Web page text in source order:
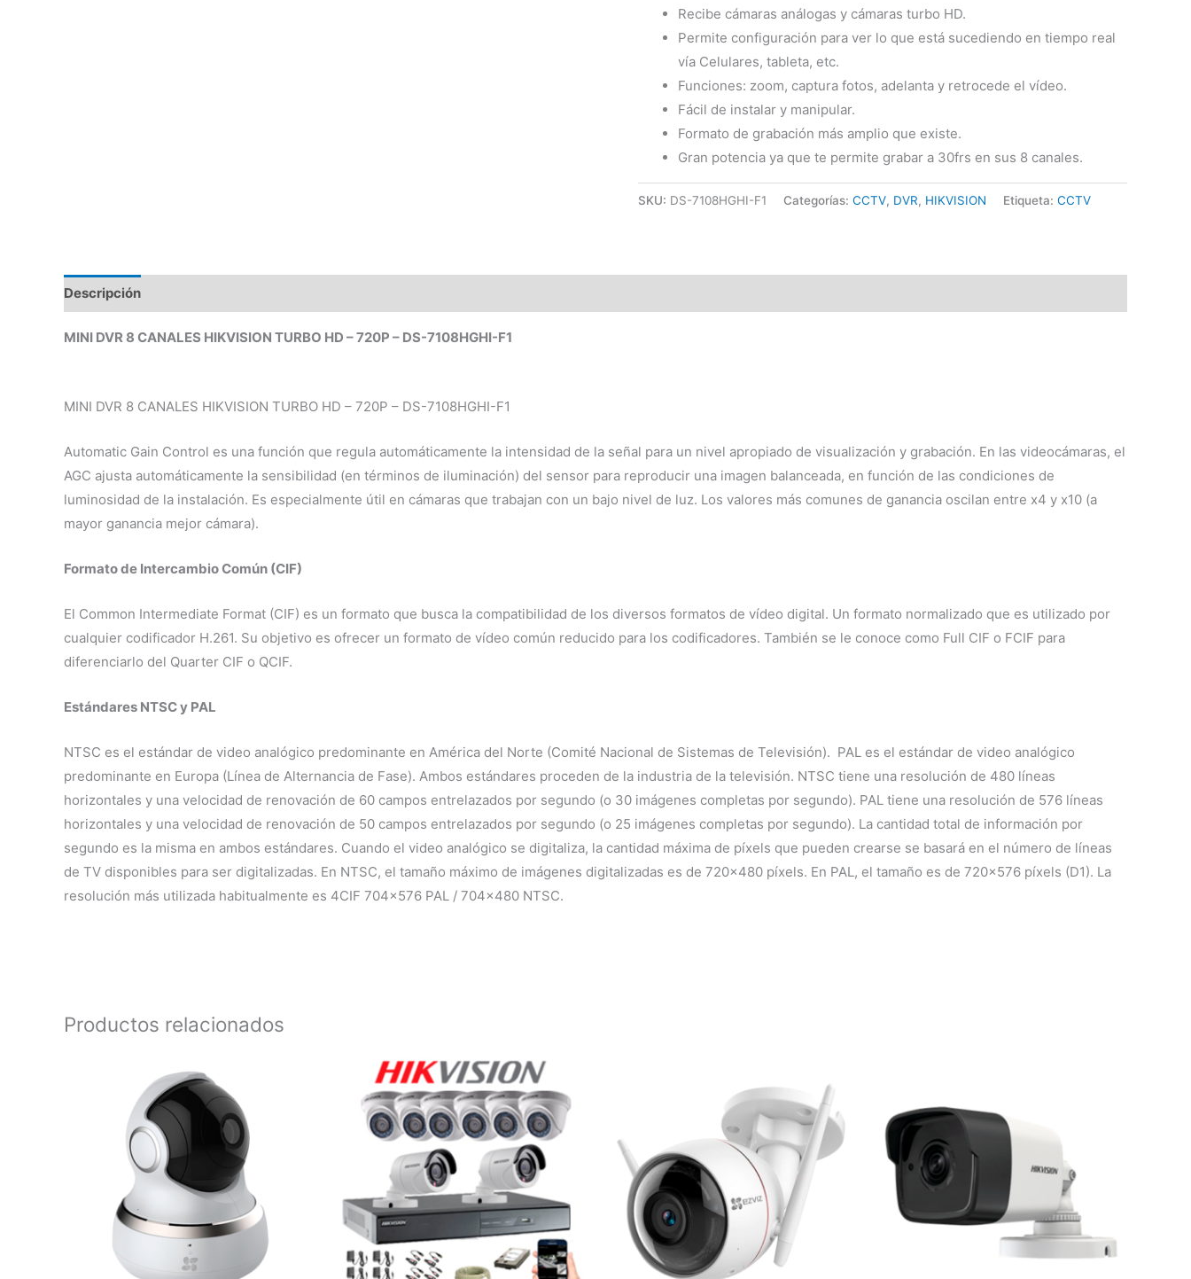
Recibe cámaras análogas y cámaras turbo HD.
Permite configuración para ver lo que está sucediendo en tiempo real
vía Celulares, tableta, etc.
Funciones: zoom, captura fotos, adelanta y retrocede el vídeo.
Fácil de instalar y manipular.
Formato de grabación más amplio que existe.
Gran potencia ya que te permite grabar a 30frs en sus 8 canales.
SKU: DS-7108HGHI-F1 Categorías: CCTV, DVR, HIKVISION Etiqueta: CCTV
Descripción
MINI DVR 8 CANALES HIKVISION TURBO HD – 720P – DS-7108HGHI-F1
MINI DVR 8 CANALES HIKVISION TURBO HD – 720P – DS-7108HGHI-F1
Automatic Gain Control es una función que regula automáticamente la intensidad de la señal para un nivel apropiado de visualización y grabación. En las videocámaras, el
AGC ajusta automáticamente la sensibilidad (en términos de iluminación) del sensor para reproducir una imagen balanceada, en función de las condiciones de
luminosidad de la instalación. Es especialmente útil en cámaras que trabajan con un bajo nivel de luz. Los valores más comunes de ganancia oscilan entre x4 y x10 (a
mayor ganancia mejor cámara).
Formato de Intercambio Común (CIF)
El Common Intermediate Format (CIF) es un formato que busca la compatibilidad de los diversos formatos de vídeo digital. Un formato normalizado que es utilizado por
cualquier codificador H.261. Su objetivo es ofrecer un formato de vídeo común reducido para los codificadores. También se le conoce como Full CIF o FCIF para
diferenciarlo del Quarter CIF o QCIF.
Estándares NTSC y PAL
NTSC es el estándar de video analógico predominante en América del Norte (Comité Nacional de Sistemas de Televisión). PAL es el estándar de video analógico
predominante en Europa (Línea de Alternancia de Fase). Ambos estándares proceden de la industria de la televisión. NTSC tiene una resolución de 480 líneas
horizontales y una velocidad de renovación de 60 campos entrelazados por segundo (o 30 imágenes completas por segundo). PAL tiene una resolución de 576 líneas
horizontales y una velocidad de renovación de 50 campos entrelazados por segundo (o 25 imágenes completas por segundo). La cantidad total de información por
segundo es la misma en ambos estándares. Cuando el video analógico se digitaliza, la cantidad máxima de píxels que pueden crearse se basará en el número de líneas
de TV disponibles para ser digitalizadas. En NTSC, el tamaño máximo de imágenes digitalizadas es de 720×480 píxels. En PAL, el tamaño es de 720×576 píxels (D1). La
resolución más utilizada habitualmente es 4CIF 704×576 PAL / 704×480 NTSC.
Productos relacionados